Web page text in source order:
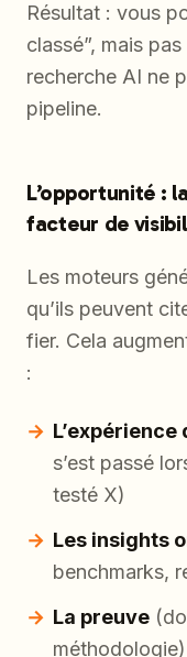
Résultat : vous
classé”, mais
recherche AI ne
pipeline.
L’opportunité :
facteur de
Les moteurs
qu’ils peuvent
fier. Cela
:
s’est passé
testé X)
Les insights
benchmarks,
La preuve
méthodologie)